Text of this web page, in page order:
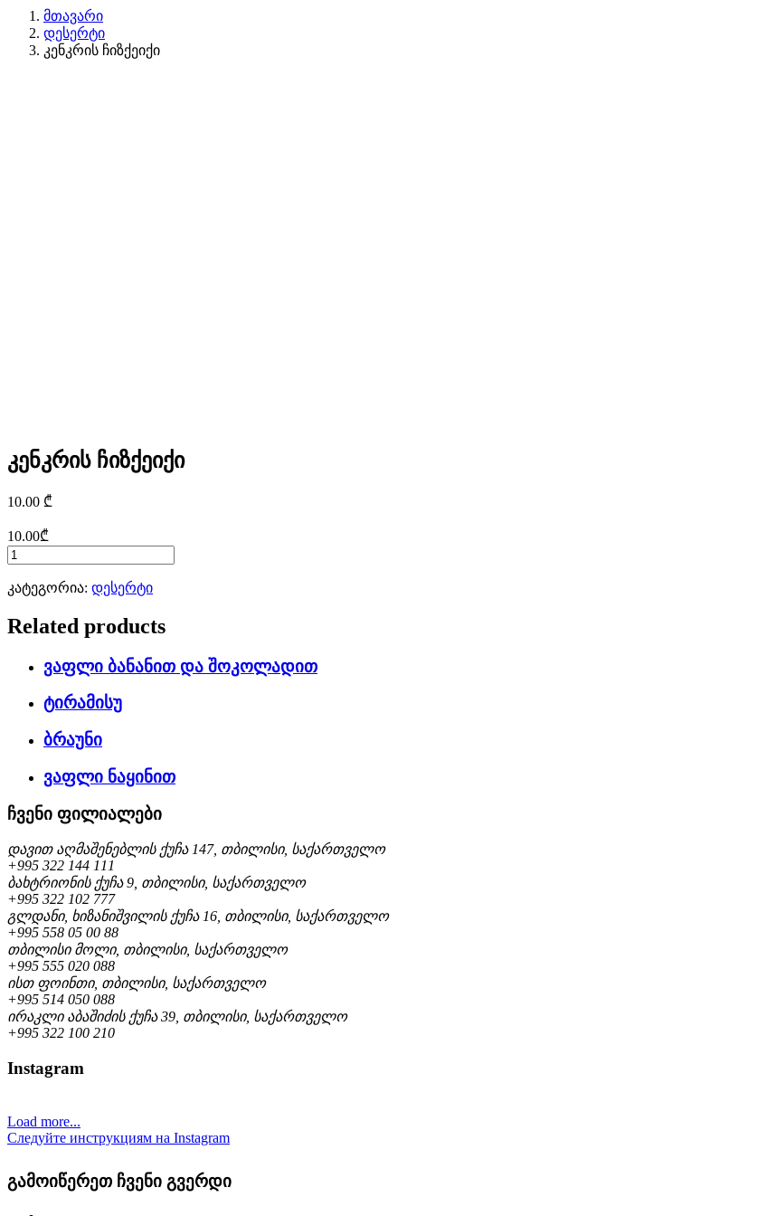
მთავარი
დესერტი
კენკრის ჩიზქეიქი
კენკრის ჩიზქეიქი
10.00 ₾
10.00₾
კატეგორია: დესერტი
Related products
ვაფლი ბანანით და შოკოლადით
ტირამისუ
ბრაუნი
ვაფლი ნაყინით
ჩვენი ფილიალები
დავით აღმაშენებლის ქუჩა 147, თბილისი, საქართველო
+995 322 144 111
ბახტრიონის ქუჩა 9, თბილისი, საქართველო
+995 322 102 777
გლდანი, ხიზანიშვილის ქუჩა 16, თბილისი, საქართველო
+995 558 05 00 88
თბილისი მოლი, თბილისი, საქართველო
+995 555 020 088
ისთ ფოინთი, თბილისი, საქართველო
+995 514 050 088
ირაკლი აბაშიძის ქუჩა 39, თბილისი, საქართველო
+995 322 100 210
Instagram
Load more...
Следуйте инструкциям на Instagram
გამოიწერეთ ჩვენი გვერდი